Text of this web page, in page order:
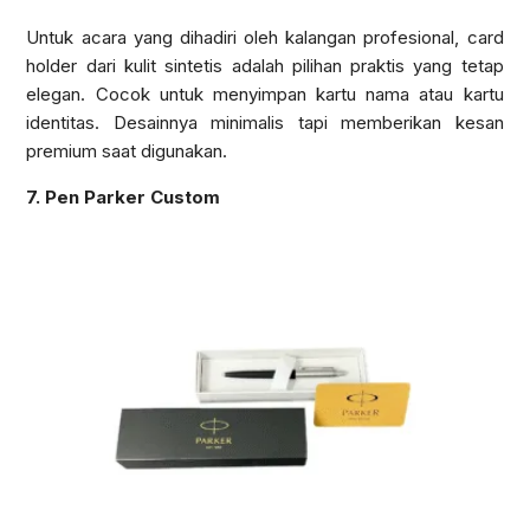
Untuk acara yang dihadiri oleh kalangan profesional, card
holder dari kulit sintetis adalah pilihan praktis yang tetap
elegan. Cocok untuk menyimpan kartu nama atau kartu
identitas. Desainnya minimalis tapi memberikan kesan
premium saat digunakan.
7. Pen Parker Custom